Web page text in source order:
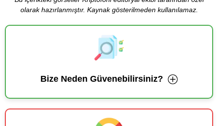
olarak hazırlanmıştır. Kaynak gösterilmeden kullanılamaz.
Bize Neden Güvenebilirsiniz?